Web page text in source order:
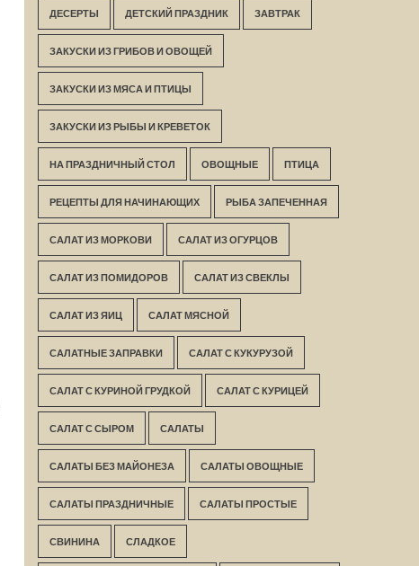
ДЕСЕРТЫ ДЕТСКИЙ ПРАЗДНИК ЗАВТРАК
ЗАКУСКИ ИЗ ГРИБОВ И ОВОЩЕЙ
ЗАКУСКИ ИЗ МЯСА И ПТИЦЫ
ЗАКУСКИ ИЗ РЫБЫ И КРЕВЕТОК
НА ПРАЗДНИЧНЫЙ СТОЛ ОВОЩНЫЕ ПТИЦА
РЕЦЕПТЫ ДЛЯ НАЧИНАЮЩИХ РЫБА ЗАПЕЧЕННАЯ
САЛАТ ИЗ МОРКОВИ САЛАТ ИЗ ОГУРЦОВ
САЛАТ ИЗ ПОМИДОРОВ САЛАТ ИЗ СВЕКЛЫ
САЛАТ ИЗ ЯИЦ САЛАТ МЯСНОЙ
САЛАТНЫЕ ЗАПРАВКИ САЛАТ С КУКУРУЗОЙ
САЛАТ С КУРИНОЙ ГРУДКОЙ САЛАТ С КУРИЦЕЙ
САЛАТ С СЫРОМ САЛАТЫ
САЛАТЫ БЕЗ МАЙОНЕЗА САЛАТЫ ОВОЩНЫЕ
САЛАТЫ ПРАЗДНИЧНЫЕ САЛАТЫ ПРОСТЫЕ
СВИНИНА СЛАДКОЕ